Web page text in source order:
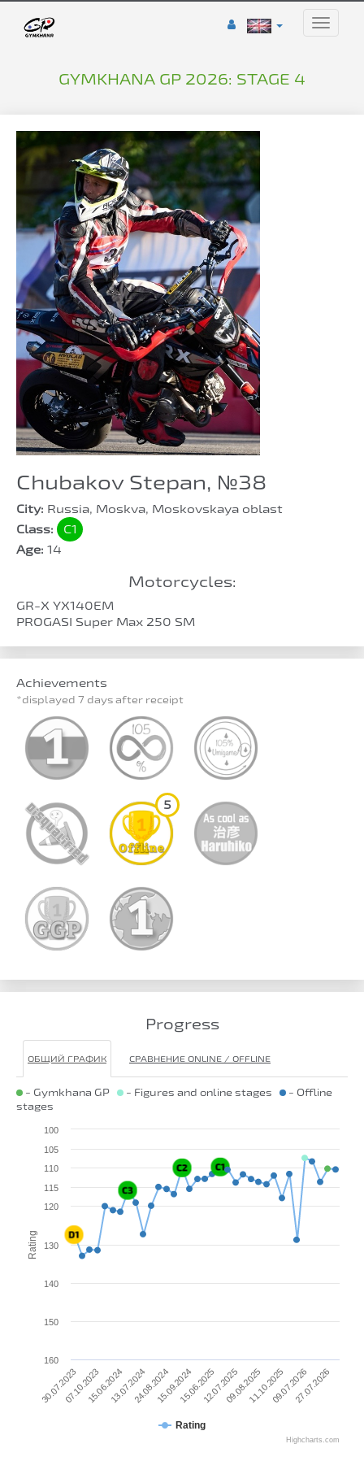
Toggle
GYMKHANA GP 2026: STAGE 4
Chubakov Stepan, №38
City: Russia, Moskva, Moskovskaya oblast
Class:
C1
Age: 14
Motorcycles:
GR-X YX140EM
PROGASI Super Max 250 SM
Achievements
*displayed 7 days after receipt
5
Progress
ОБЩИЙ ГРАФИК СРАВНЕНИЕ ONLINE / OFFLINE
- Gymkhana GP - Figures and online stages
- Offline
stages
Rating
Rating
30.07.2023 15.06.2024 24.08.2024 15.06.2025 09.08.2025 09.07.2026
07.10.2023 13.07.2024 15.09.2024 12.07.2025 11.10.2025 27.07.2026
100
105
110
115
120
130
140
150
160
Highcharts.com